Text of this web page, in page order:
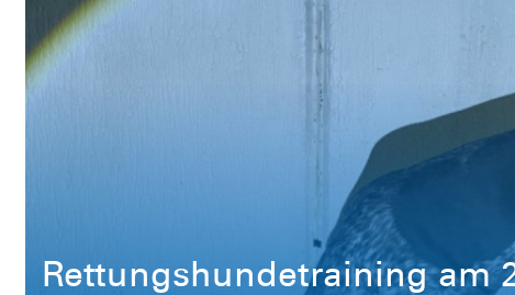
Rettungshundetraining am
Die Rettungshundeteams der DLRG
der DRK-Rettungshundest ...